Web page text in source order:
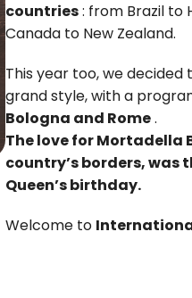
countries: from Brazil to
Canada to New Zealand.
This year too, we
grand style, with a
Bologna and Rome.
The love for Mortadella
country’s borders, was
Queen’s birthday.
Welcome to